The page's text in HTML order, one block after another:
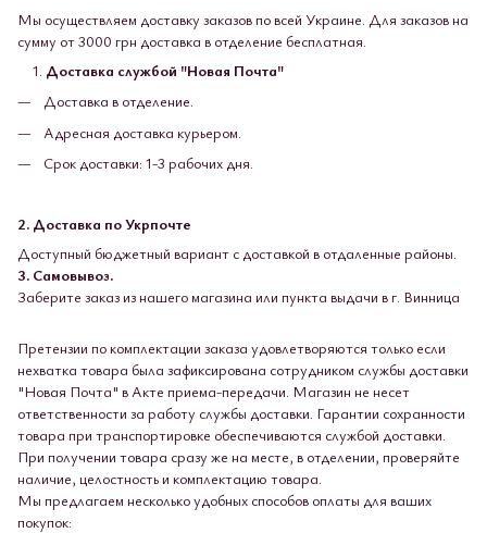
Мы осуществляем доставку заказов по всей Украине. Для заказов на
сумму от 3000 грн доставка в отделение бесплатная.
Доставка службой "Новая Почта"
Доставка в отделение.
Адресная доставка курьером.
Срок доставки: 1-3 рабочих дня.
2. Доставка по Укрпочте
Доступный бюджетный вариант с доставкой в ​​отдаленные районы.
3. Самовывоз.
Заберите заказ из нашего магазина или пункта выдачи в г. Винница
Претензии по комплектации заказа удовлетворяются только если
нехватка товара была зафиксирована сотрудником службы доставки
"Новая Почта" в Акте приема-передачи. Магазин не несет
ответственности за работу службы доставки. Гарантии сохранности
товара при транспортировке обеспечиваются службой доставки.
При получении товара сразу же на месте, в отделении, проверяйте
наличие, целостность и комплектацию товара.
Мы предлагаем несколько удобных способов оплаты для ваших
покупок: